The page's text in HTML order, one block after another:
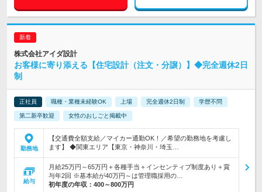
株式会社アイダ設計
お客様に寄り添える【住宅設計（注文・分譲）】◆完全週休2日
制
正社員 職種・業種未経験OK 上場 完全週休2日制 学歴不問
第二新卒歓迎 女性のおしごと掲載中
勤務地
【交通費全額支給／マイカー通勤OK！／希望の勤務地を考慮し
ます】 ◆関東エリア【東京・神奈川・埼玉…
給与
月給25万円～65万円＋各種手当＋インセンティブ制度あり＋賞
与年2回 ※基本給が40万円～は管理職採用の…
初年度の年収： 400～800万円